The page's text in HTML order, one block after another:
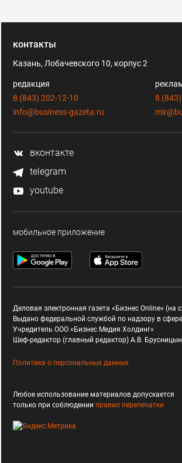
контакты
Казань, Лобачевского 10, корпус 2
редакция
8 (843) 202-12-10
info@business-gazeta.ru
8
вконтакте
telegram
youtube
мобильное приложение
Деловая электронная газета «Бизнес Online»
Выдано федеральной службой по надзору в
Учредитель ООО «Бизнес Медия Холдинг»
Шеф-редактор (главный редактор) А.В. Брусницын
Политика о персональных данных
Любое использование материалов допускается
только при соблюдении правил перепечатки